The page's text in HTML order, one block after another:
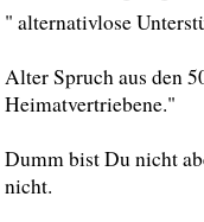
" alternativlose
Alter Spruch aus den
Heimatvertriebene."
Dumm bist Du nicht
nicht.